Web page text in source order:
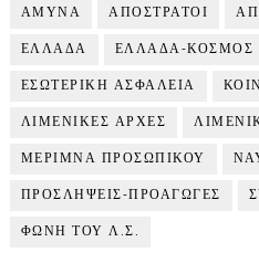
ΑΜΥΝΑ ΑΠΟΣΤΡΑΤΟΙ
ΕΛΛΑΔΑ ΕΛΛΑΔΑ-ΚΟΣΜΟΣ
ΕΣΩΤΕΡΙΚΗ ΑΣΦΑΛΕΙΑ
ΛΙΜΕΝΙΚΕΣ ΑΡΧΕΣ
ΜΕΡΙΜΝΑ ΠΡΟΣΩΠΙΚΟΥ
ΠΡΟΣΛΗΨΕΙΣ-ΠΡΟΑΓΩΓΕΣ
ΦΩΝΗ ΤΟΥ Λ.Σ.